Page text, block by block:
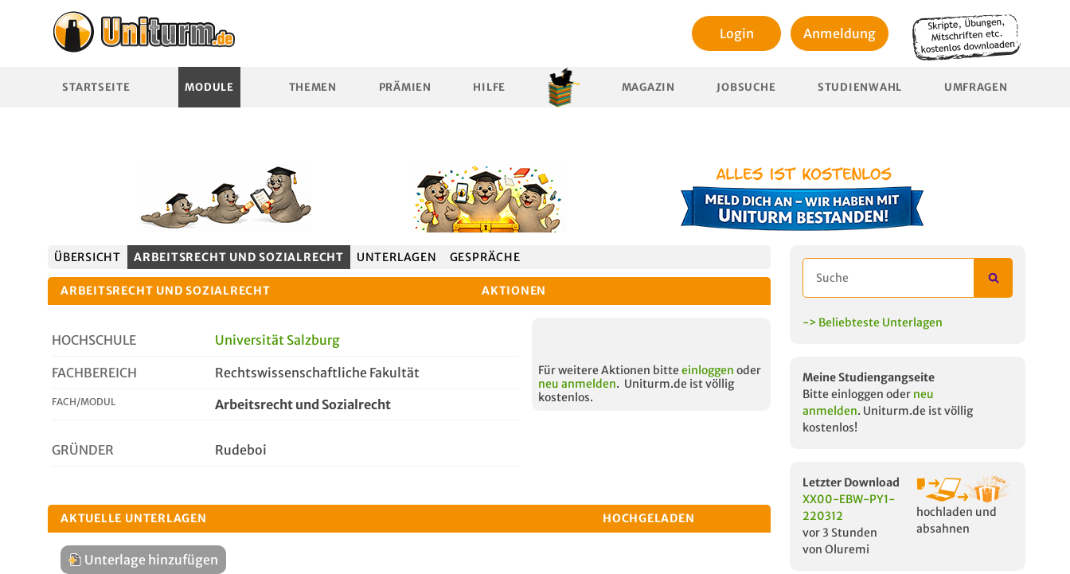
Login Anmeldung
STARTSEITE MODULE THEMEN PRÄMIEN HILFE MAGAZIN JOBSUCHE STUDIENWAHL UMFRAGEN
ÜBERSICHT ARBEITSRECHT UND SOZIALRECHT UNTERLAGEN GESPRÄCHE
ARBEITSRECHT UND SOZIALRECHT AKTIONEN
HOCHSCHULE Universität Salzburg
FACHBEREICH Rechtswissenschaftliche Fakultät
FACH/MODUL Arbeitsrecht und Sozialrecht
GRÜNDER Rudeboi
Für weitere Aktionen bitte einloggen oder
neu anmelden. Uniturm.de ist völlig
kostenlos.
AKTUELLE UNTERLAGEN HOCHGELADEN
Unterlage hinzufügen
-> Beliebteste Unterlagen
Meine Studiengangseite
Bitte einloggen oder neu
anmelden. Uniturm.de ist völlig
kostenlos!
Letzter Download
XX00-EBW-PY1-
220312
vor 3 Stunden
von Oluremi
hochladen und
absahnen